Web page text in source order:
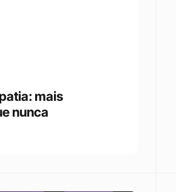
mais
nunca